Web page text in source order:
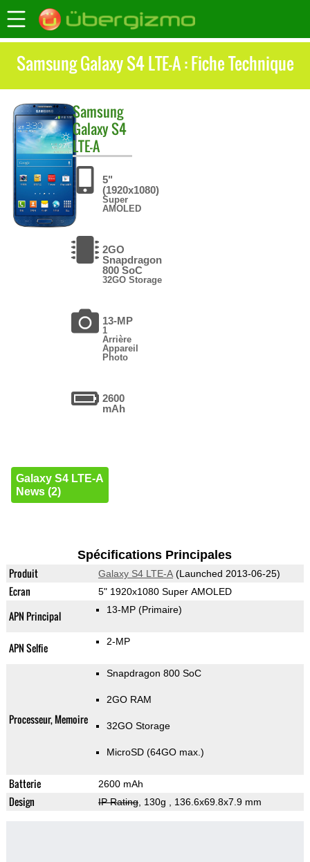
Samsung Galaxy S4 LTE-A : Fiche Technique
Samsung
Galaxy S4
LTE-A
5"
(1920x1080)
Super
AMOLED
2GO
Snapdragon
800 SoC
32GO Storage
13-MP
1
Arrière
Appareil
Photo
2600
mAh
Galaxy S4 LTE-A
News (2)
Spécifications Principales
Produit Galaxy S4 LTE-A(Launched 2013-06-25)
Ecran 5" 1920x1080 Super AMOLED
APN Principal 13-MP (Primaire)
APN Selfie 2-MP
Processeur, Memoire
Snapdragon 800 SoC
2GO RAM
32GO Storage
MicroSD (64GO max.)
Batterie 2600 mAh
Design IP Rating, 130g , 136.6x69.8x7.9 mm